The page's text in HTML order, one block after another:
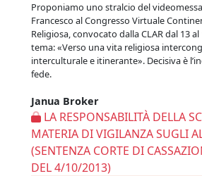
Proponiamo uno stralcio del
Francesco al Congresso Virtuale
Religiosa, convocato dalla CLAR dal 13
tema: «Verso una vita religiosa
interculturale e itinerante». Decisiva è
fede.
Janua Broker
LA RESPONSABILITÀ DELLA
MATERIA DI VIGILANZA SUGLI
(SENTENZA CORTE DI
DEL 4/10/2013)